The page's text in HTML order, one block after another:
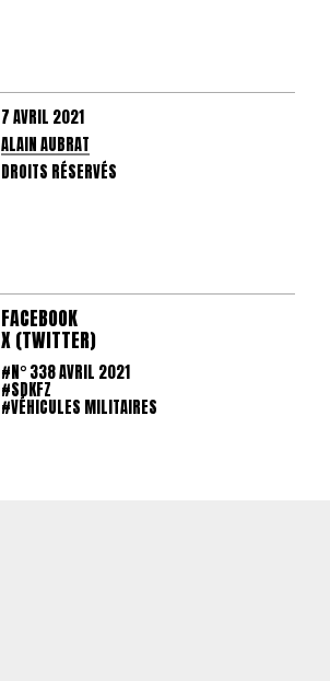
7 AVRIL 2021
ALAIN AUBRAT
DROITS RÉSERVÉS
FACEBOOK
X (TWITTER)
#N° 338 AVRIL 2021
#SDKFZ
#VÉHICULES MILITAIRES